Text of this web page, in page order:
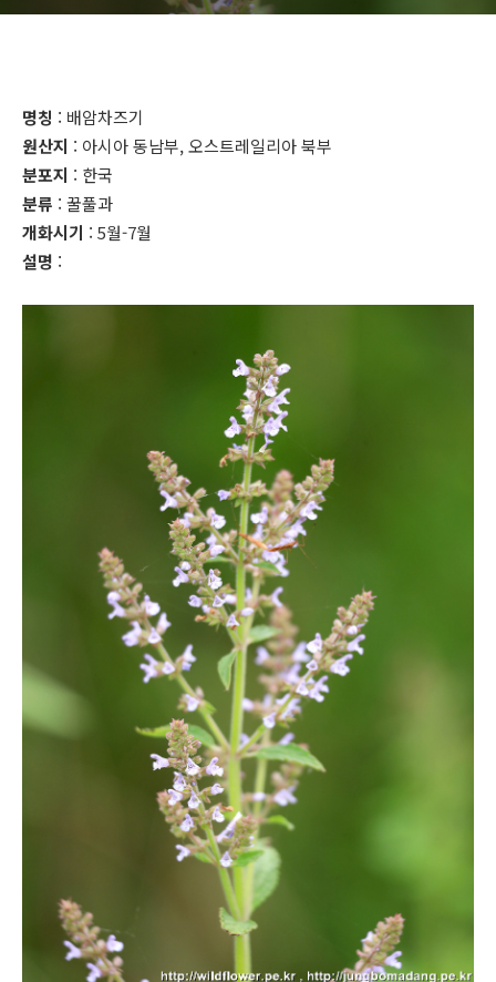
명칭 : 배암차즈기
원산지 : 아시아 동남부, 오스트레일리아 북부
분포지 : 한국
분류 : 꿀풀과
개화시기 : 5월-7월
설명 :